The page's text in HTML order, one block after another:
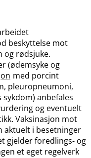
beskyttelse mot
og rødsjuke.
(ødemsyke og
med porcint
pleuropneumoni,
anbefales
og eventuelt
Vaksinasjon mot
aktuelt i besetninger
gjelder foredlings- og
et eget regelverk